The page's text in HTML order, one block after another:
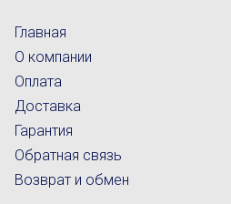
Главная
О компании
Оплата
Доставка
Гарантия
Обратная связь
Возврат и обмен